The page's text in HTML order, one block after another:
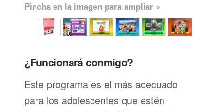
Pincha en la imagen para ampliar »
¿Funcionará conmigo?
Este programa es el más adecuado
para los adolescentes que estén